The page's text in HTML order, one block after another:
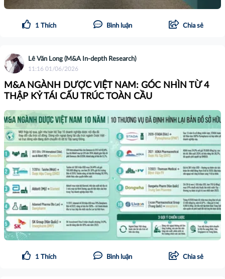
1 Thích Bình luận Chia sẻ
Lê Văn Long (M&A In-depth Research)
11:16 01/06/2026
M&A NGÀNH DƯỢC VIỆT NAM: GÓC NHÌN TỪ 4
THẬP KỶ TÁI CẤU TRÚC TOÀN CẦU
1 Thích Bình luận Chia sẻ